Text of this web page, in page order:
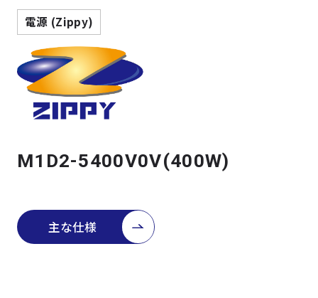
技術情報
よくある質問
事例
サポート
会社案内
電源 (Zippy)
M1D2-5400V0V(400W)
主な仕様